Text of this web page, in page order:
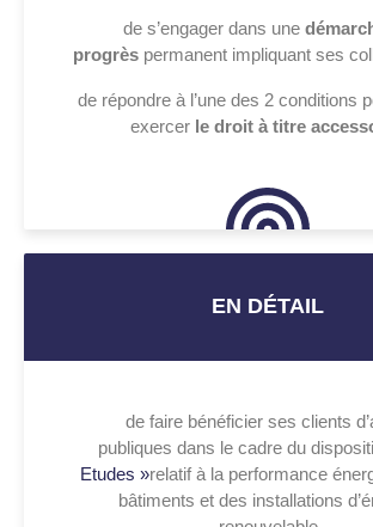
de s’engager dans une
progrèspermanent impliquant ses
de répondre à l’une des 2 conditions
exercer le droit à titre
EN DÉTAIL
de faire bénéficier ses clients
publiques dans le cadre du
Etudes »relatif à la performance
bâtiments et des installations